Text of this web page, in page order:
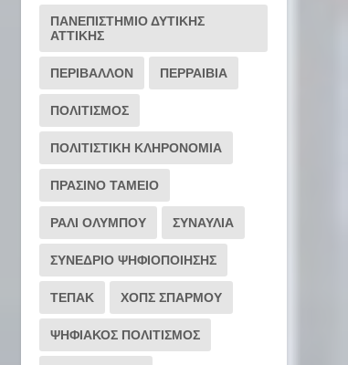
ΠΑΝΕΠΙΣΤΗΜΙΟ ΔΥΤΙΚΗΣ
ΑΤΤΙΚΗΣ
ΠΕΡΙΒΑΛΛΟΝ ΠΕΡΡΑΙΒΙΑ
ΠΟΛΙΤΙΣΜΟΣ
ΠΟΛΙΤΙΣΤΙΚΗ ΚΛΗΡΟΝΟΜΙΑ
ΠΡΑΣΙΝΟ ΤΑΜΕΙΟ
ΡΆΛΙ ΟΛΎΜΠΟΥ ΣΥΝΑΥΛΙΑ
ΣΥΝΕΔΡΙΟ ΨΗΦΙΟΠΟΙΗΣΗΣ
ΤΕΠΑΚ ΧΟΠΣ ΣΠΑΡΜΟΥ
ΨΗΦΙΑΚΟΣ ΠΟΛΙΤΙΣΜΟΣ